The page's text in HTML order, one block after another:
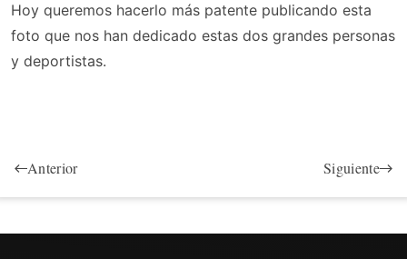
Hoy queremos hacerlo más patente publicando esta
foto que nos han dedicado estas dos grandes personas
y deportistas.
Anterior Siguiente